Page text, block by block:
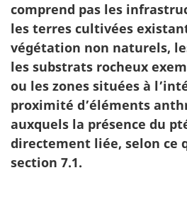
comprend pas les
les terres cultivées
végétation non naturels,
les substrats rocheux
ou les zones situées à
proximité d’éléments
auxquels la présence du
directement liée, selon ce
section 7.1.